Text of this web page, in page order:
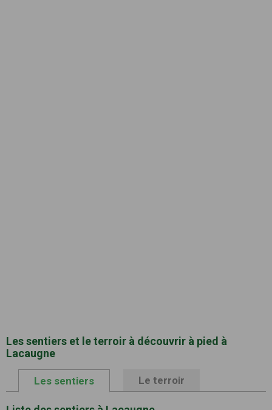
Les sentiers et le terroir à découvrir à pied à
Lacaugne
Les sentiers Le terroir